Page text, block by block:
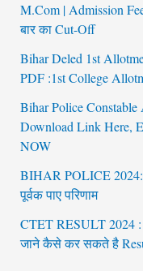
M.Com | Admission
बार का Cut-Off
Bihar Deled 1st
PDF :1st College
Bihar Police
Download Link Here,
NOW
BIHAR POLICE
पूर्वक पाए परिणाम
CTET RESULT 2024 :
जाने कैसे कर सकते है